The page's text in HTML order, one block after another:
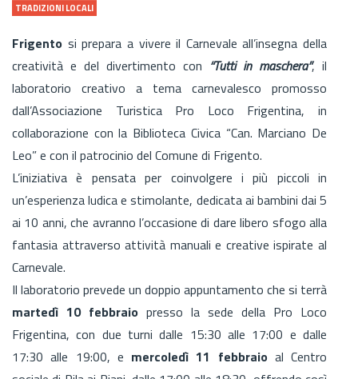
TRADIZIONI LOCALI
Frigento si prepara a vivere il Carnevale all’insegna della
creatività e del divertimento con “Tutti in maschera”, il
laboratorio creativo a tema carnevalesco promosso
dall’Associazione Turistica Pro Loco Frigentina, in
collaborazione con la Biblioteca Civica “Can. Marciano De
Leo” e con il patrocinio del Comune di Frigento.
L’iniziativa è pensata per coinvolgere i più piccoli in
un’esperienza ludica e stimolante, dedicata ai bambini dai 5
ai 10 anni, che avranno l’occasione di dare libero sfogo alla
fantasia attraverso attività manuali e creative ispirate al
Carnevale.
Il laboratorio prevede un doppio appuntamento che si terrà
martedì 10 febbraio presso la sede della Pro Loco
Frigentina, con due turni dalle 15:30 alle 17:00 e dalle
17:30 alle 19:00, e mercoledì 11 febbraioal Centro